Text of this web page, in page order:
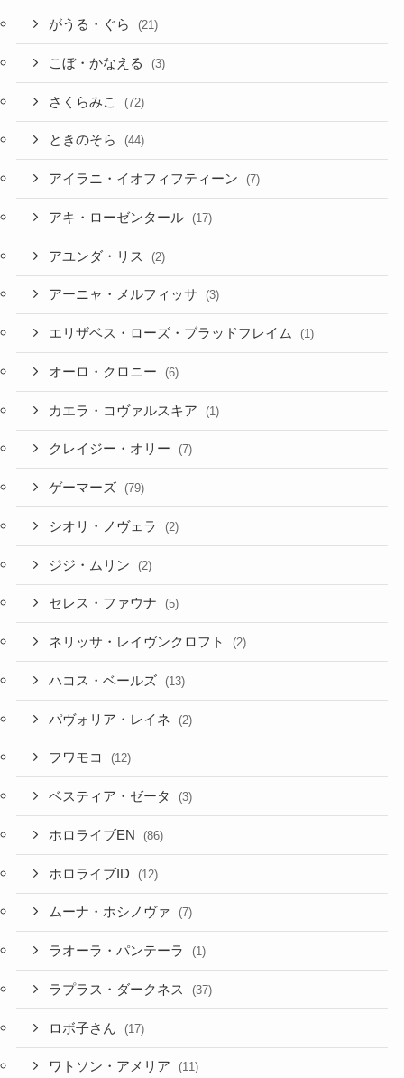
がうる・ぐら (21)
こぼ・かなえる (3)
さくらみこ (72)
ときのそら (44)
アイラニ・イオフィフティーン (7)
アキ・ローゼンタール (17)
アユンダ・リス (2)
アーニャ・メルフィッサ (3)
エリザベス・ローズ・ブラッドフレイム (1)
オーロ・クロニー (6)
カエラ・コヴァルスキア (1)
クレイジー・オリー (7)
ゲーマーズ (79)
シオリ・ノヴェラ (2)
ジジ・ムリン (2)
セレス・ファウナ (5)
ネリッサ・レイヴンクロフト (2)
ハコス・ベールズ (13)
パヴォリア・レイネ (2)
フワモコ (12)
ベスティア・ゼータ (3)
ホロライブEN (86)
ホロライブID (12)
ムーナ・ホシノヴァ (7)
ラオーラ・パンテーラ (1)
ラプラス・ダークネス (37)
ロボ子さん (17)
ワトソン・アメリア (11)